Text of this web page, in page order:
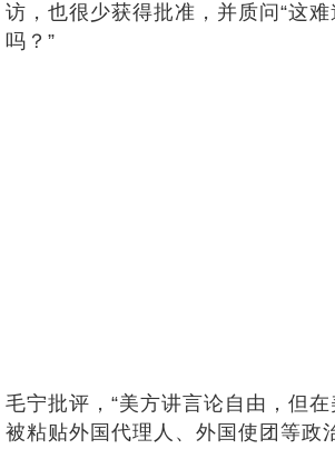
访，也很少获得批准，并质问“这
吗？”
毛宁批评，“美方讲言论自由，但
被粘贴外国代理人、外国使团等政